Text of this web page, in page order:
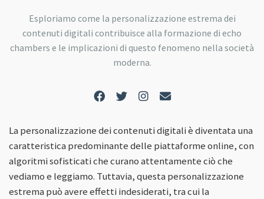
Esploriamo come la personalizzazione estrema dei
contenuti digitali contribuisce alla formazione di echo
chambers e le implicazioni di questo fenomeno nella società
moderna.
La personalizzazione dei contenuti digitali è diventata una
caratteristica predominante delle piattaforme online, con
algoritmi sofisticati che curano attentamente ciò che
vediamo e leggiamo. Tuttavia, questa personalizzazione
estrema può avere effetti indesiderati, tra cui la